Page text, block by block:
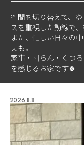
空間を切り替えて、
スを重視した動線で
また、忙しい日々の
夫も。
家事・団らん・くつ
を感じるお家です🍀
2026.8.8